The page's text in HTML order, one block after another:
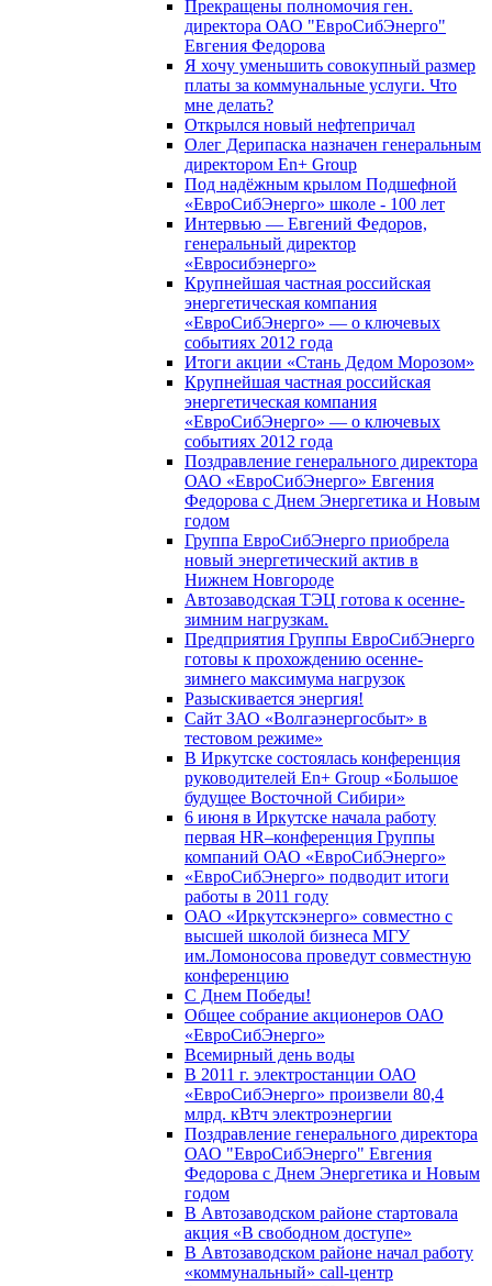
Прекращены полномочия ген.
директора ОАО "ЕвроСибЭнерго"
Евгения Федорова
Я хочу уменьшить совокупный размер
платы за коммунальные услуги. Что
мне делать?
Открылся новый нефтепричал
Олег Дерипаска назначен генеральным
директором En+ Group
Под надёжным крылом Подшефной
«ЕвроСибЭнерго» школе - 100 лет
Интервью — Евгений Федоров,
генеральный директор
«Евросибэнерго»
Крупнейшая частная российская
энергетическая компания
«ЕвроСибЭнерго» — о ключевых
событиях 2012 года
Итоги акции «Стань Дедом Морозом»
Крупнейшая частная российская
энергетическая компания
«ЕвроСибЭнерго» — о ключевых
событиях 2012 года
Поздравление генерального директора
ОАО «ЕвроСибЭнерго» Евгения
Федорова с Днем Энергетика и Новым
годом
Группа ЕвроСибЭнерго приобрела
новый энергетический актив в
Нижнем Новгороде
Автозаводская ТЭЦ готова к осенне-
зимним нагрузкам.
Предприятия Группы ЕвроСибЭнерго
готовы к прохождению осенне-
зимнего максимума нагрузок
Разыскивается энергия!
Сайт ЗАО «Волгаэнергосбыт» в
тестовом режиме»
В Иркутске состоялась конференция
руководителей En+ Group «Большое
будущее Восточной Сибири»
6 июня в Иркутске начала работу
первая HR–конференция Группы
компаний ОАО «ЕвроСибЭнерго»
«ЕвроСибЭнерго» подводит итоги
работы в 2011 году
ОАО «Иркутскэнерго» совместно с
высшей школой бизнеса МГУ
им.Ломоносова проведут совместную
конференцию
С Днем Победы!
Общее собрание акционеров ОАО
«ЕвроСибЭнерго»
Всемирный день воды
В 2011 г. электростанции ОАО
«ЕвроСибЭнерго» произвели 80,4
млрд. кВтч электроэнергии
Поздравление генерального директора
ОАО "ЕвроСибЭнерго" Евгения
Федорова с Днем Энергетика и Новым
годом
В Автозаводском районе стартовала
акция «В свободном доступе»
В Автозаводском районе начал работу
«коммунальный» call-центр